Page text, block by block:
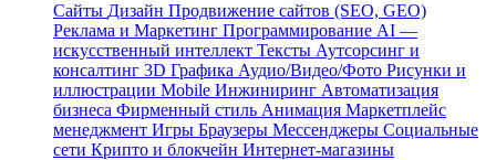
Сайты Дизайн Продвижение сайтов (SEO, GEO)
Реклама и Маркетинг Программирование AI —
искусственный интеллект Тексты Аутсорсинг и
консалтинг 3D Графика Аудио/Видео/Фото Рисунки и
иллюстрации Mobile Инжиниринг Автоматизация
бизнеса Фирменный стиль Анимация Маркетплейс
менеджмент Игры Браузеры Мессенджеры Социальные
сети Крипто и блокчейн Интернет-магазины